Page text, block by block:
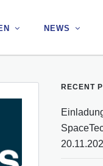
NEWS
NEWS
RECENT